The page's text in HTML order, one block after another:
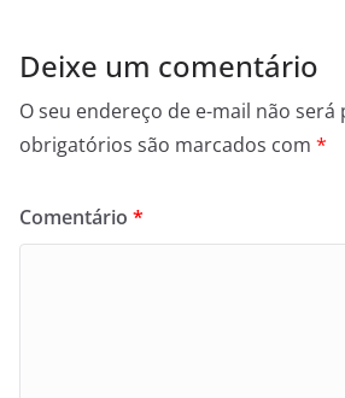
Deixe um comentário
O seu endereço de e-mail não será
obrigatórios são marcados com *
Comentário *